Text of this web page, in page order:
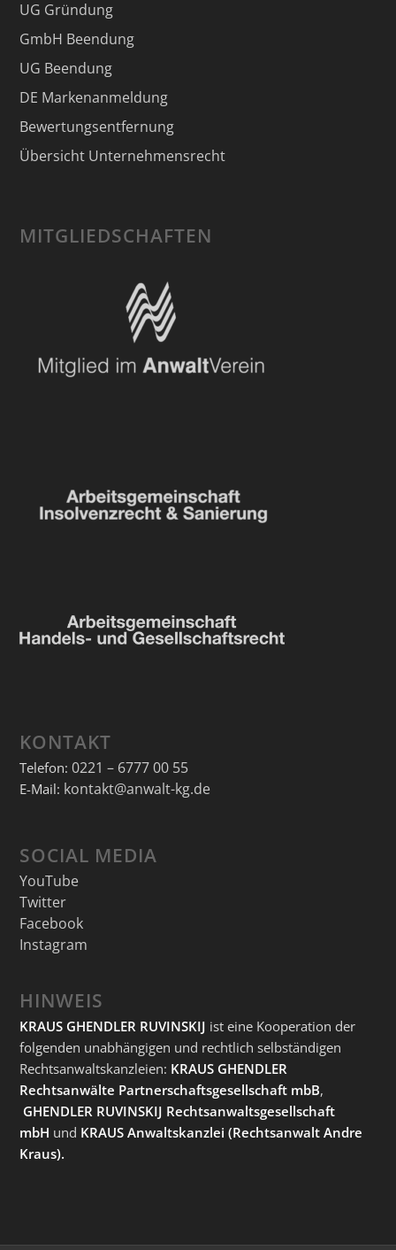
UG Gründung
GmbH Beendung
UG Beendung
DE Markenanmeldung
Bewertungsentfernung
Übersicht Unternehmensrecht
MITGLIEDSCHAFTEN
KONTAKT
Telefon: 0221 – 6777 00 55
E-Mail: kontakt@anwalt-kg.de
SOCIAL MEDIA
YouTube
Twitter
Facebook
Instagram
HINWEIS
KRAUS GHENDLER RUVINSKIJ ist eine Kooperation der
folgenden unabhängigen und rechtlich selbständigen
Rechtsanwaltskanzleien: KRAUS GHENDLER
Rechtsanwälte Partnerschaftsgesellschaft mbB,
GHENDLER RUVINSKIJ Rechtsanwaltsgesellschaft
mbH und KRAUS Anwaltskanzlei (Rechtsanwalt Andre
Kraus).